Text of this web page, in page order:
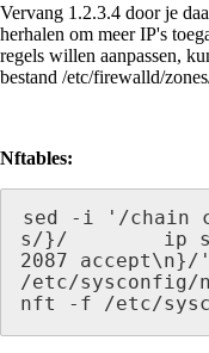
Vervang 1.2.3.4 door je
herhalen om meer IP's
regels willen aanpassen,
bestand /etc/firewalld/
Nftables:
sed -i '/chain
s/}/        ip
2087 accept\n}/'
/etc/sysconfig/
nft -f /etc/